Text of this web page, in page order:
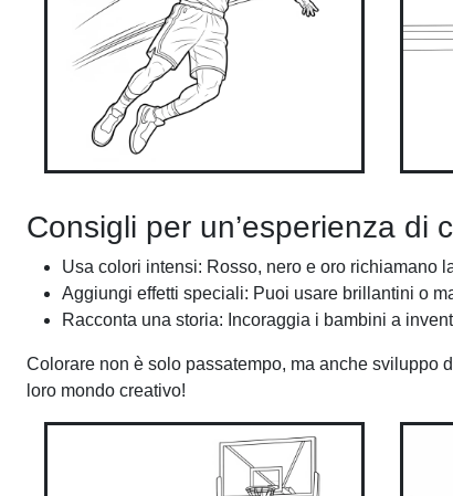
Consigli per un’esperienza di
Usa colori intensi: Rosso, nero e oro richiamano
Aggiungi effetti speciali: Puoi usare brillantini o
Racconta una storia: Incoraggia i bambini a
Colorare non è solo passatempo, ma anche sviluppo
loro mondo creativo!